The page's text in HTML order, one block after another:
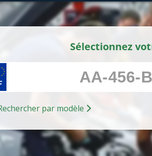
Sélectionnez
Rechercher par modèle